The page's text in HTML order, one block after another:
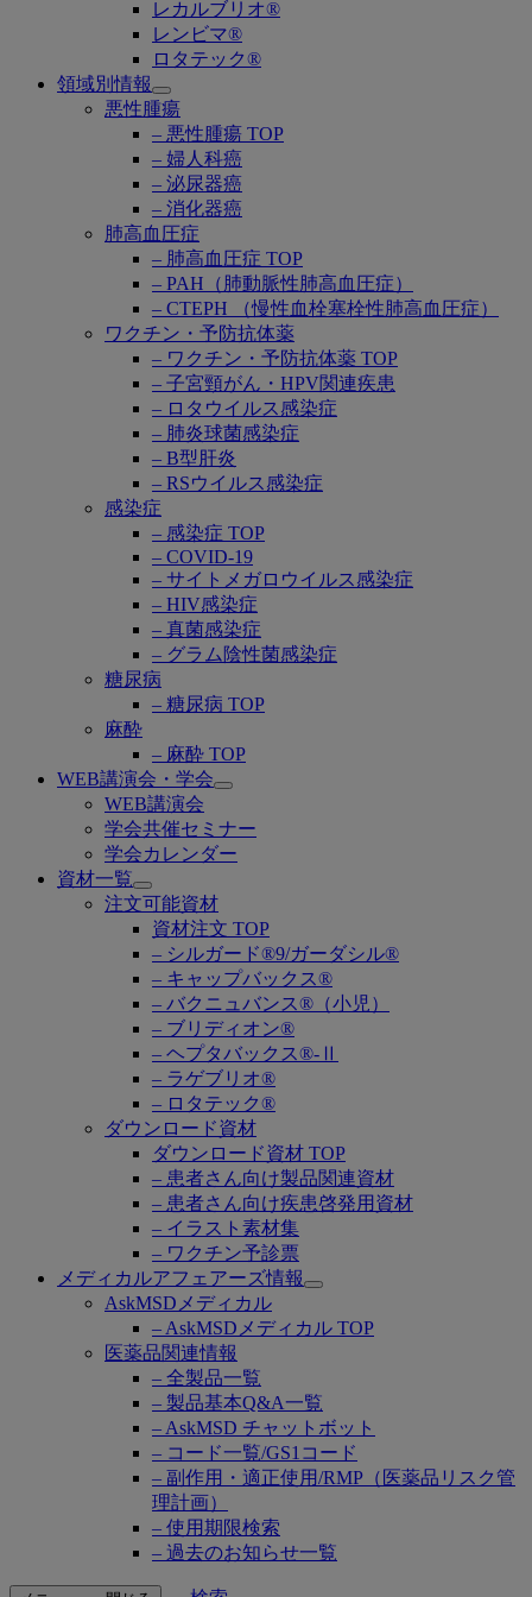
レカルブリオ®
レンビマ®
ロタテック®
領域別情報
Open
submenu
悪性腫瘍
– 悪性腫瘍 TOP
– 婦人科癌
– 泌尿器癌
– 消化器癌
肺高血圧症
– 肺高血圧症 TOP
– PAH（肺動脈性肺高血圧症）
– CTEPH （慢性血栓塞栓性肺高血圧症）
ワクチン・予防抗体薬
– ワクチン・予防抗体薬 TOP
– 子宮頸がん・HPV関連疾患
– ロタウイルス感染症
– 肺炎球菌感染症
– B型肝炎
– RSウイルス感染症
感染症
– 感染症 TOP
– COVID-19
– サイトメガロウイルス感染症
– HIV感染症
– 真菌感染症
– グラム陰性菌感染症
糖尿病
– 糖尿病 TOP
麻酔
– 麻酔 TOP
WEB講演会・学会
Open
WEB講演会
学会共催セミナー
学会カレンダー
資材一覧
Open
submenu
注文可能資材
資材注文 TOP
– シルガード®9/ガーダシル®
– キャップバックス®
– バクニュバンス®（小児）
– ブリディオン®
– ヘプタバックス®-Ⅱ
– ラゲブリオ®
– ロタテック®
ダウンロード資材
ダウンロード資材 TOP
– 患者さん向け製品関連資材
– 患者さん向け疾患啓発用資材
– イラスト素材集
– ワクチン予診票
メディカルアフェアーズ情報
Open
AskMSDメディカル
– AskMSDメディカル TOP
医薬品関連情報
– 全製品一覧
– 製品基本Q&A一覧
– AskMSD チャットボット
– コード一覧/GS1コード
– 副作用・適正使用/RMP（医薬品リスク管
理計画）
– 使用期限検索
– 過去のお知らせ一覧